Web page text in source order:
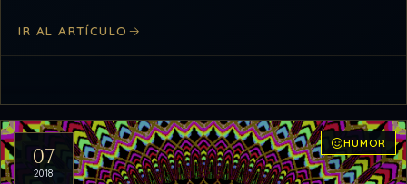
IR AL ARTÍCULO
07
2018
HUMOR